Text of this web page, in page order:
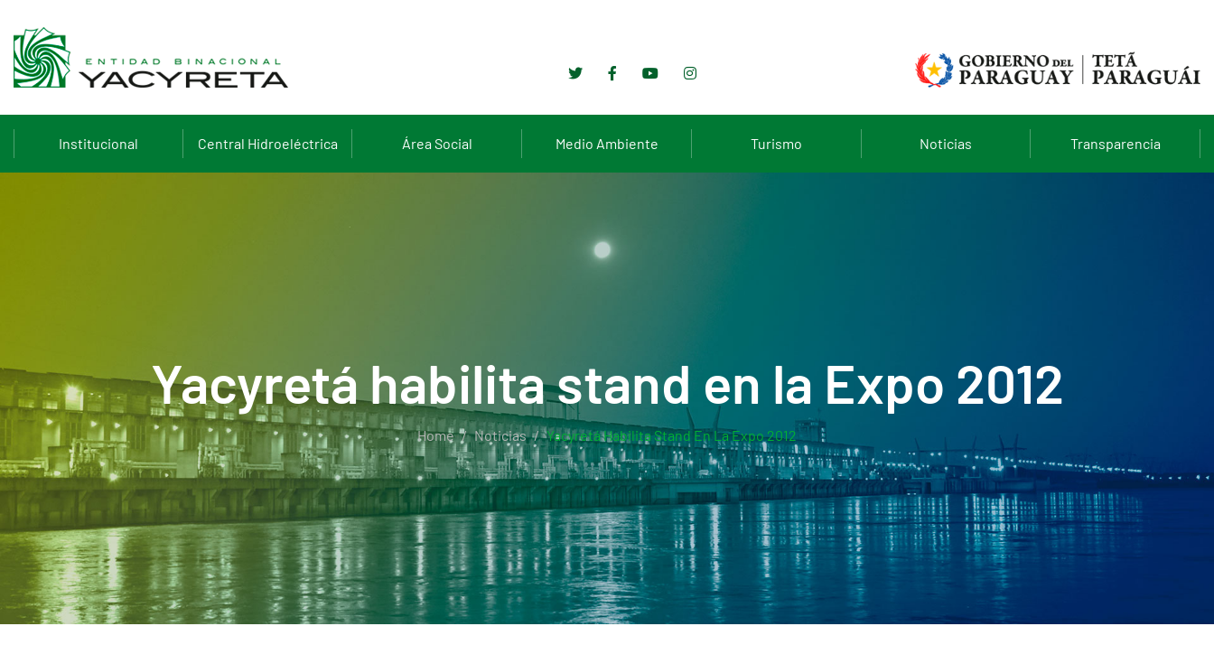
Institucional Central Hidroeléctrica Área Social Medio Ambiente Turismo Noticias Transparencia
Yacyretá habilita stand en la Expo 2012
Home Noticias Yacyretá Habilita Stand En La Expo 2012